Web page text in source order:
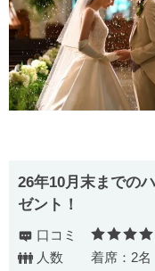
26年10月末までの
ゼント！
口コミ
人数
着席：2名